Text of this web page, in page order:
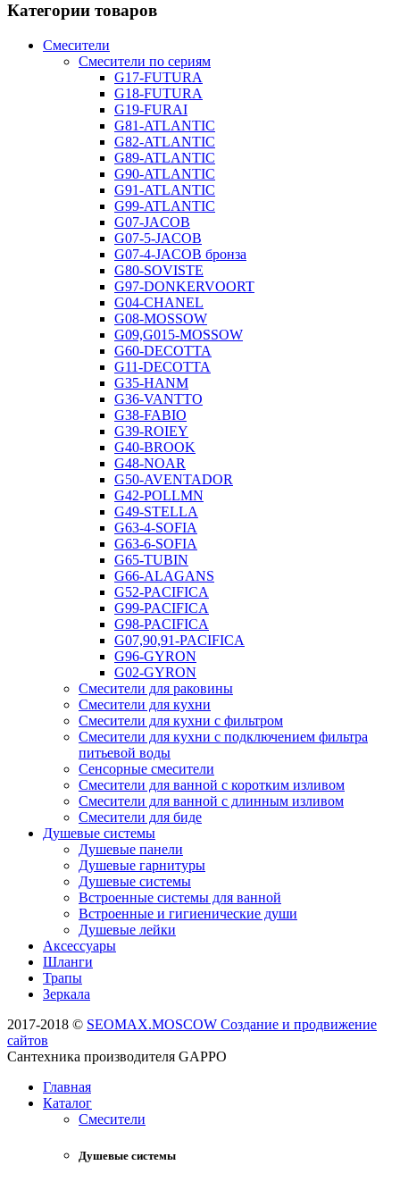
Категории товаров
Смесители
Смесители по сериям
G17-FUTURA
G18-FUTURA
G19-FURAI
G81-ATLANTIC
G82-ATLANTIC
G89-ATLANTIC
G90-ATLANTIC
G91-ATLANTIC
G99-ATLANTIC
G07-JACOB
G07-5-JACOB
G07-4-JACOB бронза
G80-SOVISTE
G97-DONKERVOORT
G04-CHANEL
G08-MOSSOW
G09,G015-MOSSOW
G60-DECOTTA
G11-DECOTTA
G35-HANM
G36-VANTTO
G38-FABIO
G39-ROIEY
G40-BROOK
G48-NOAR
G50-AVENTADOR
G42-POLLMN
G49-STELLA
G63-4-SOFIA
G63-6-SOFIA
G65-TUBIN
G66-ALAGANS
G52-PACIFICA
G99-PACIFICA
G98-PACIFICA
G07,90,91-PACIFICA
G96-GYRON
G02-GYRON
Смесители для раковины
Смесители для кухни
Смесители для кухни с фильтром
Смесители для кухни с подключением фильтра
питьевой воды
Сенсорные смесители
Смесители для ванной с коротким изливом
Смесители для ванной с длинным изливом
Смесители для биде
Душевые системы
Душевые панели
Душевые гарнитуры
Душевые системы
Встроенные системы для ванной
Встроенные и гигиенические души
Душевые лейки
Аксессуары
Шланги
Трапы
Зеркала
2017-2018 © SEOMAX.MOSCOW Создание и продвижение
сайтов
Сантехника производителя GAPPO
Главная
Каталог
Смесители
Душевые системы